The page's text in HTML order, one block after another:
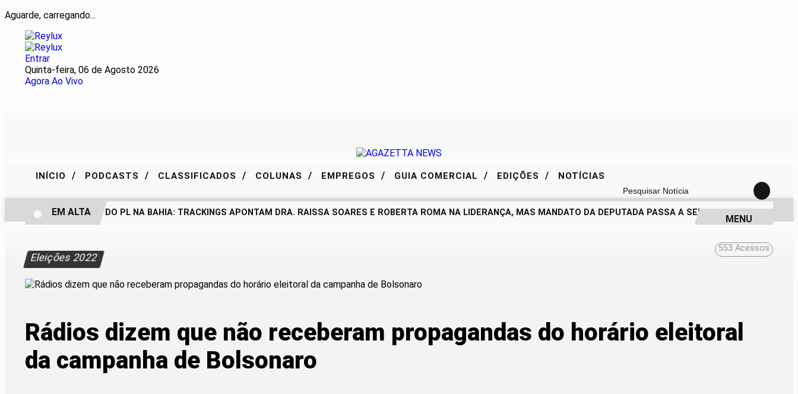
Aguarde, carregando...
Entrar
Quinta-feira, 06 de Agosto 2026
Agora Ao Vivo
Pesquisar Notícia
INÍCIO / PODCASTS / CLASSIFICADOS / COLUNAS / EMPREGOS / GUIA COMERCIAL / EDIÇÕES / NOTÍCIAS
BASTIDORES DO PL NA BAHIA: TRACKINGS APONTAM DRA. RAISSA SOARES E ROBERTA ROMA NA LIDERANÇA, MAS MANDATO DA DEPUTADA PASSA A SER QUESTIONADO
EM ALTA
MENU
Eleições 2022
553 Acessos
Rádios dizem que não receberam propagandas do horário eleitoral
da campanha de Bolsonaro